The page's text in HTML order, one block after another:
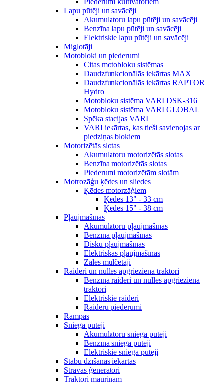
Piederumi kultivatoriem
Lapu pūtēji un savācēji
Akumulatoru lapu pūtēji un savācēji
Benzīna lapu pūtēji un savācēji
Elektriskie lapu pūtēji un savācēji
Miglotāji
Motobloki un piederumi
Citas motobloku sistēmas
Daudzfunkcionālās iekārtas MAX
Daudzfunkcionālās iekārtas RAPTOR
Hydro
Motobloku sistēma VARI DSK-316
Motobloku sistēma VARI GLOBAL
Spēka stacijas VARI
VARI iekārtas, kas tieši savienojas ar
piedziņas blokiem
Motorizētās slotas
Akumulatoru motorizētās slotas
Benzīna motorizētās slotas
Piederumi motorizētām slotām
Motrozāģu ķēdes un sliedes
Ķēdes motorzāģiem
Ķēdes 13" - 33 cm
Ķēdes 15" - 38 cm
Pļaujmašīnas
Akumulatoru pļaujmašīnas
Benzīna pļaujmašīnas
Disku pļaujmašīnas
Elektriskās pļaujmašīnas
Zāles mulčētāji
Raideri un nulles apgrieziena traktori
Benzīna raideri un nulles apgrieziena
traktori
Elektriskie raideri
Raideru piederumi
Rampas
Sniega pūtēji
Akumulatoru sniega pūtēji
Benzīna sniega pūtēji
Elektriskie sniega pūtēji
Stabu dzīšanas iekārtas
Strāvas ģeneratori
Traktori mauriņam